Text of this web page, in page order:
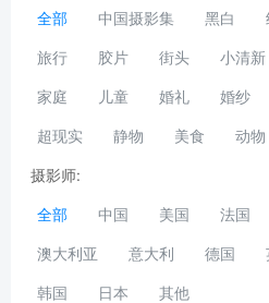
全部 中国摄影集 黑白
旅行 胶片 街头 小清新
家庭 儿童 婚礼 婚纱
超现实 静物 美食 动物
摄影师:
全部 中国 美国 法国
澳大利亚 意大利 德国
韩国 日本 其他